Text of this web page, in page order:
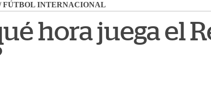
FÚTBOL INTERNACIONAL
hora juega el